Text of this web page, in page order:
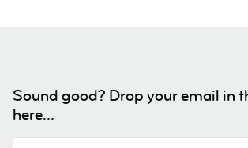
Sound good? Drop your email in
here...